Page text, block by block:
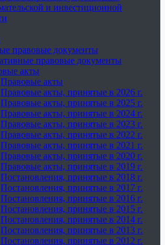
и инвестиционной
правовые документы
правовые документы
акты
Правовые акты
Правовые акты, принятые в 2026 г.
Правовые акты, принятые в 2025 г.
Правовые акты, принятые в 2024 г.
Правовые акты, принятые в 2023 г.
Правовые акты, принятые в 2022 г.
Правовые акты, принятые в 2021 г.
Правовые акты, принятые в 2020 г.
Правовые акты, принятые в 2019 г.
Постановления, принятые в 2018 г.
Постановления, принятые в 2017 г.
Постановления, принятые в 2016 г.
Постановления, принятые в 2015 г.
Постановления, принятые в 2014 г.
Постановления, принятые в 2013 г.
Постановления, принятые в 2012 г.